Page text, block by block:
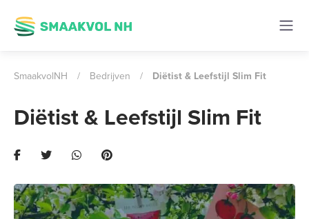
SmaakvolNH / Bedrijven / Diëtist & Leefstijl Slim Fit
Diëtist & Leefstijl Slim Fit